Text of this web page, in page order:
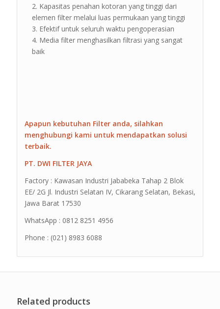
Kapasitas penahan kotoran yang tinggi dari
elemen filter melalui luas permukaan yang tinggi
Efektif untuk seluruh waktu pengoperasian
Media filter menghasilkan filtrasi yang sangat
baik
Apapun kebutuhan Filter anda, silahkan
menghubungi kami untuk mendapatkan solusi
terbaik.
PT. DWI FILTER JAYA
Factory : Kawasan Industri Jababeka Tahap 2 Blok
EE/ 2G Jl. Industri Selatan IV, Cikarang Selatan, Bekasi,
Jawa Barat 17530
WhatsApp : 0812 8251 4956
Phone : (021) 8983 6088
Related products